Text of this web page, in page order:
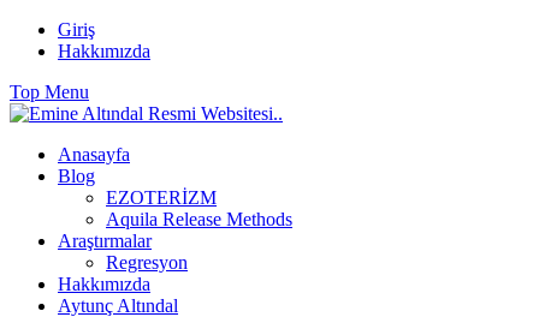
Skip
Giriş
Hakkımızda
Top Menu
Anasayfa
Blog
EZOTERİZM
Aquila Release Methods
Araştırmalar
Regresyon
Hakkımızda
Aytunç Altındal